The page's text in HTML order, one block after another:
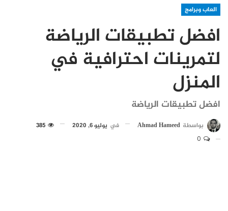
العاب وبرامج
افضل تطبيقات الرياضة
لتمرينات احترافية في
المنزل
افضل تطبيقات الرياضة
بواسطة Ahmad Hameed في يوليو 6, 2020